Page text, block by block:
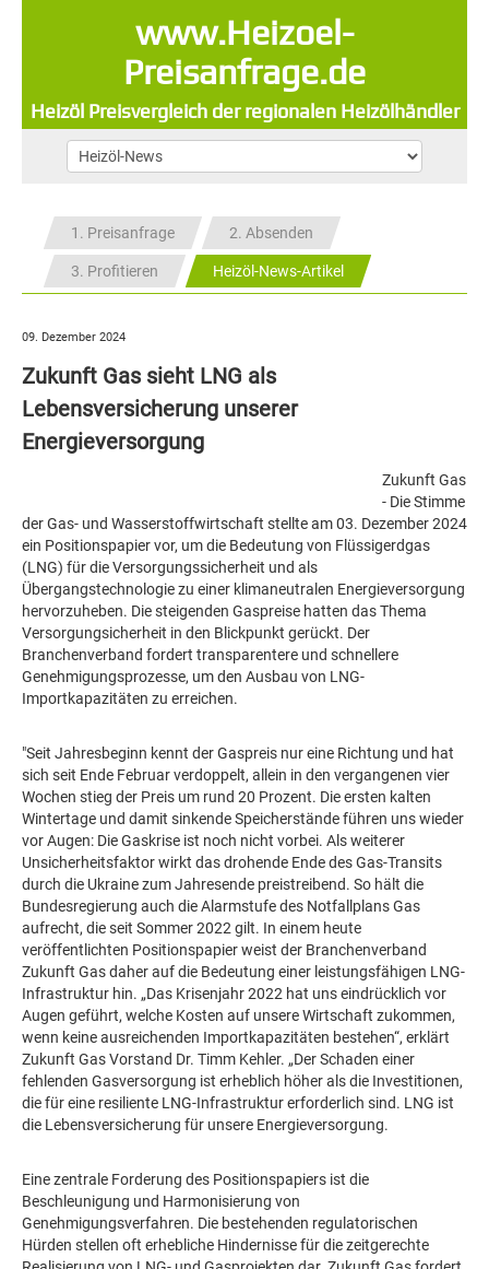
www.Heizoel-
Preisanfrage.de
Heizöl Preisvergleich der regionalen Heizölhändler
1. Preisanfrage 2. Absenden
3. Profitieren Heizöl-News-Artikel
09. Dezember 2024
Zukunft Gas sieht LNG als
Lebensversicherung unserer
Energieversorgung
Zukunft Gas
- Die Stimme
der Gas- und Wasserstoffwirtschaft stellte am 03. Dezember 2024
ein Positionspapier vor, um die Bedeutung von Flüssigerdgas
(LNG) für die Versorgungssicherheit und als
Übergangstechnologie zu einer klimaneutralen Energieversorgung
hervorzuheben. Die steigenden Gaspreise hatten das Thema
Versorgungsicherheit in den Blickpunkt gerückt. Der
Branchenverband fordert transparentere und schnellere
Genehmigungsprozesse, um den Ausbau von LNG-
Importkapazitäten zu erreichen.
"Seit Jahresbeginn kennt der Gaspreis nur eine Richtung und hat
sich seit Ende Februar verdoppelt, allein in den vergangenen vier
Wochen stieg der Preis um rund 20 Prozent. Die ersten kalten
Wintertage und damit sinkende Speicherstände führen uns wieder
vor Augen: Die Gaskrise ist noch nicht vorbei. Als weiterer
Unsicherheitsfaktor wirkt das drohende Ende des Gas-Transits
durch die Ukraine zum Jahresende preistreibend. So hält die
Bundesregierung auch die Alarmstufe des Notfallplans Gas
aufrecht, die seit Sommer 2022 gilt. In einem heute
veröffentlichten Positionspapier weist der Branchenverband
Zukunft Gas daher auf die Bedeutung einer leistungsfähigen LNG-
Infrastruktur hin. „Das Krisenjahr 2022 hat uns eindrücklich vor
Augen geführt, welche Kosten auf unsere Wirtschaft zukommen,
wenn keine ausreichenden Importkapazitäten bestehen“, erklärt
Zukunft Gas Vorstand Dr. Timm Kehler. „Der Schaden einer
fehlenden Gasversorgung ist erheblich höher als die Investitionen,
die für eine resiliente LNG-Infrastruktur erforderlich sind. LNG ist
die Lebensversicherung für unsere Energieversorgung.
Eine zentrale Forderung des Positionspapiers ist die
Beschleunigung und Harmonisierung von
Genehmigungsverfahren. Die bestehenden regulatorischen
Hürden stellen oft erhebliche Hindernisse für die zeitgerechte